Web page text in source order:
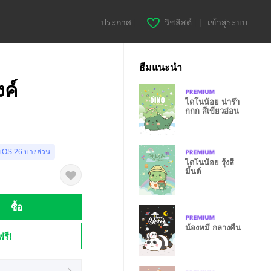
ประกาศ วิชลิสต์ เข้าสู่ระบบ
ค์
26 บางส่วน
ซื้อ
รี!
ธีมแนะนำ
ไดโนน้อย น่าร๊า
กกก สีเขียวอ่อน
ไดโนน้อย รุ้งสี
มิ้นต์
น้องหมี กลางคืน